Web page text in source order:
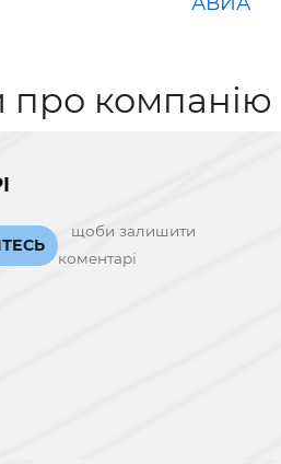
про компанію
щоби залишити
коментарі